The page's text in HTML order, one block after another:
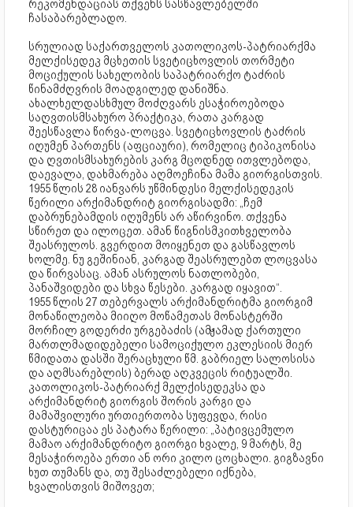
რეკომენდაციას თქვენს სასწავლებელში
ჩასაბარებლადო.
სრულიად საქართველოს კათოლიკოს-პატრიარქმა
მელქისედეკ მცხეთის სვეტიცხოვლის თორმეტი
მოციქულის სახელობის საპატრიარქო ტაძრის
წინამძღვრის მოადგილედ დანიშნა.
ახალხელდასხმულ მოძღვარს ესაჭიროებოდა
საღვთისმსახურო პრაქტიკა, რათა კარგად
შეესწავლა წირვა-ლოცვა. სვეტიცხოვლის ტაძრის
იღუმენ პართენს (აფციაური), რომელიც ტიპიკონისა
და ღვთისმსახურების კარგ მცოდნედ ითვლებოდა,
დაევალა, დახმარება აღმოეჩინა მამა გიორგისთვის.
1955 წლის 28 იანვარს უწმინდესი მელქისედეკის
წერილი არქიმანდრიტ გიორგისადმი: „ჩემ
დაბრუნებამდის იღუმენს არ აწირვინო. თქვენა
სწირეთ და ილოცეთ. ამან წიგნისმკითხველობა
შეასრულოს. გვერდით მოიყენეთ და გასწავლოს
ხოლმე. ნუ გეშინიან, კარგად შეასრულებთ ლოცვასა
და წირვასაც. ამან ასრულოს ნათლობები,
პანაშვიდები და სხვა წესები. კარგად იყავით“.
1955 წლის 27 თებერვალს არქიმანდრიტმა გიორგიმ
მონაწილეობა მიიღო მოწამეთას მონასტერში
მორჩილ გოდერძი ურგებაძის (ამჟამად ქართული
მართლმადიდებელი სამოციქულო ეკლესიის მიერ
წმიდათა დასში შერაცხული წმ. გაბრიელ სალოსისა
და აღმსარებლის) ბერად აღკვეცის რიტუალში.
კათოლიკოს-პატრიარქ მელქისედეკსა და
არქიმანდრიტ გიორგის შორის კარგი და
მამაშვილური ურთიერთობა სუფევდა, რისი
დასტურიცაა ეს პატარა წერილი: „პატივცემულო
მამაო არქიმანდრიტო გიორგი ხვალე, 9 მარტს, მე
მესაჭიროება ერთი ან ორი კილო ცოცხალი. გიგზავნი
ხუთ თუმანს და, თუ შესაძლებელი იქნება,
ხვალისთვის მიშოვეთ;